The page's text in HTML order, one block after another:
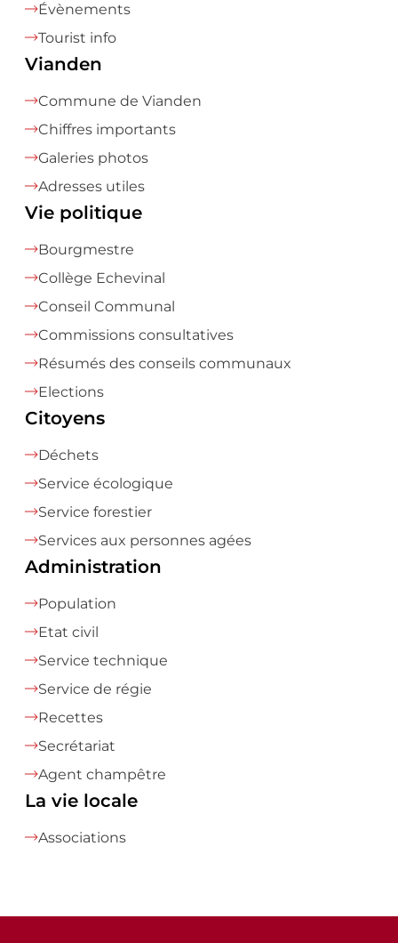
Évènements
Tourist info
Vianden
Commune de Vianden
Chiffres importants
Galeries photos
Adresses utiles
Vie politique
Bourgmestre
Collège Echevinal
Conseil Communal
Commissions consultatives
Résumés des conseils communaux
Elections
Citoyens
Déchets
Service écologique
Service forestier
Services aux personnes agées
Administration
Population
Etat civil
Service technique
Service de régie
Recettes
Secrétariat
Agent champêtre
La vie locale
Associations